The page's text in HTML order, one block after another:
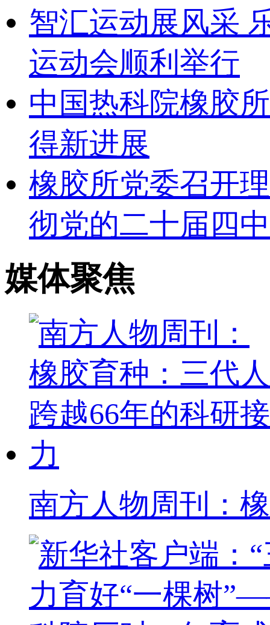
智汇运动展风采
运动会顺利举行
中国热科院橡胶
得新进展
橡胶所党委召开
彻党的二十届四
媒体聚焦
南方人物周刊：